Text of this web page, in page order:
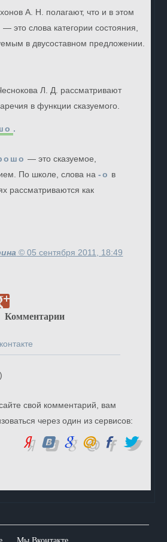
А. Н. полагают, что и в этом
— это слова категории состояния,
в двусоставном предложении.
Л. Д. рассматривают
в функции сказуемого.
.
— это сказуемое,
По школе, слова на-о в
рассматриваются как
©05 сентября 2011, 18:49
Комментарии
)
свой комментарий, вам
через один из сервисов: